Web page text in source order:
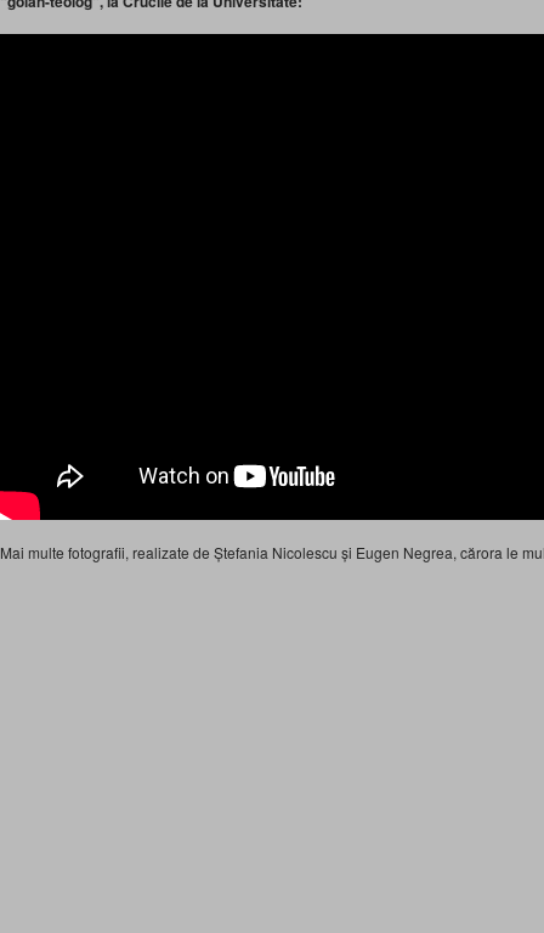
Mai multe fotografii, realizate de Ștefania Nicolescu și Eugen Negrea, cărora le